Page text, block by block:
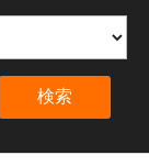
検索